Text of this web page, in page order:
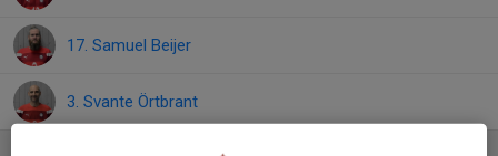
17. Samuel Beijer
3. Svante Örtbrant